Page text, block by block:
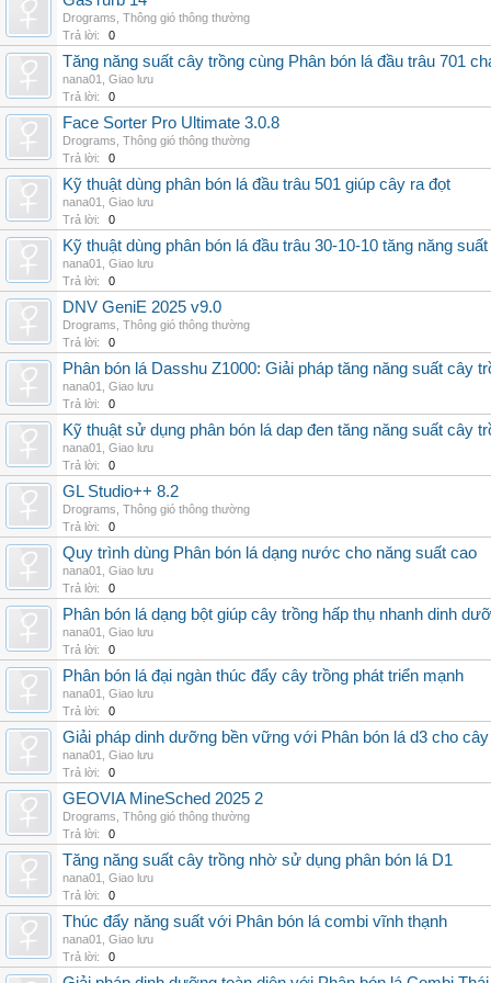
Drograms Thông gió thông thường
Trả lời:
0
Tăng năng suất cây trồng cùng Phân bón lá đầu trâu 701
nana01
Giao lưu
Trả lời:
0
Face Sorter Pro Ultimate 3.0.8
Drograms Thông gió thông thường
Trả lời:
0
Kỹ thuật dùng phân bón lá đầu trâu 501 giúp cây ra đọt
nana01
Giao lưu
Trả lời:
0
Kỹ thuật dùng phân bón lá đầu trâu 30-10-10 tăng năng suất
nana01
Giao lưu
Trả lời:
0
DNV GeniE 2025 v9.0
Drograms Thông gió thông thường
Trả lời:
0
Phân bón lá Dasshu Z1000: Giải pháp tăng năng suất cây
nana01
Giao lưu
Trả lời:
0
Kỹ thuật sử dụng phân bón lá dap đen tăng năng suất cây
nana01
Giao lưu
Trả lời:
0
GL Studio++ 8.2
Drograms Thông gió thông thường
Trả lời:
0
Quy trình dùng Phân bón lá dạng nước cho năng suất cao
nana01
Giao lưu
Trả lời:
0
Phân bón lá dạng bột giúp cây trồng hấp thụ nhanh dinh
nana01
Giao lưu
Trả lời:
0
Phân bón lá đại ngàn thúc đẩy cây trồng phát triển mạnh
nana01
Giao lưu
Trả lời:
0
Giải pháp dinh dưỡng bền vững với Phân bón lá d3 cho cây
nana01
Giao lưu
Trả lời:
0
GEOVIA MineSched 2025 2
Drograms Thông gió thông thường
Trả lời:
0
Tăng năng suất cây trồng nhờ sử dụng phân bón lá D1
nana01
Giao lưu
Trả lời:
0
Thúc đẩy năng suất với Phân bón lá combi vĩnh thạnh
nana01
Giao lưu
Trả lời:
0